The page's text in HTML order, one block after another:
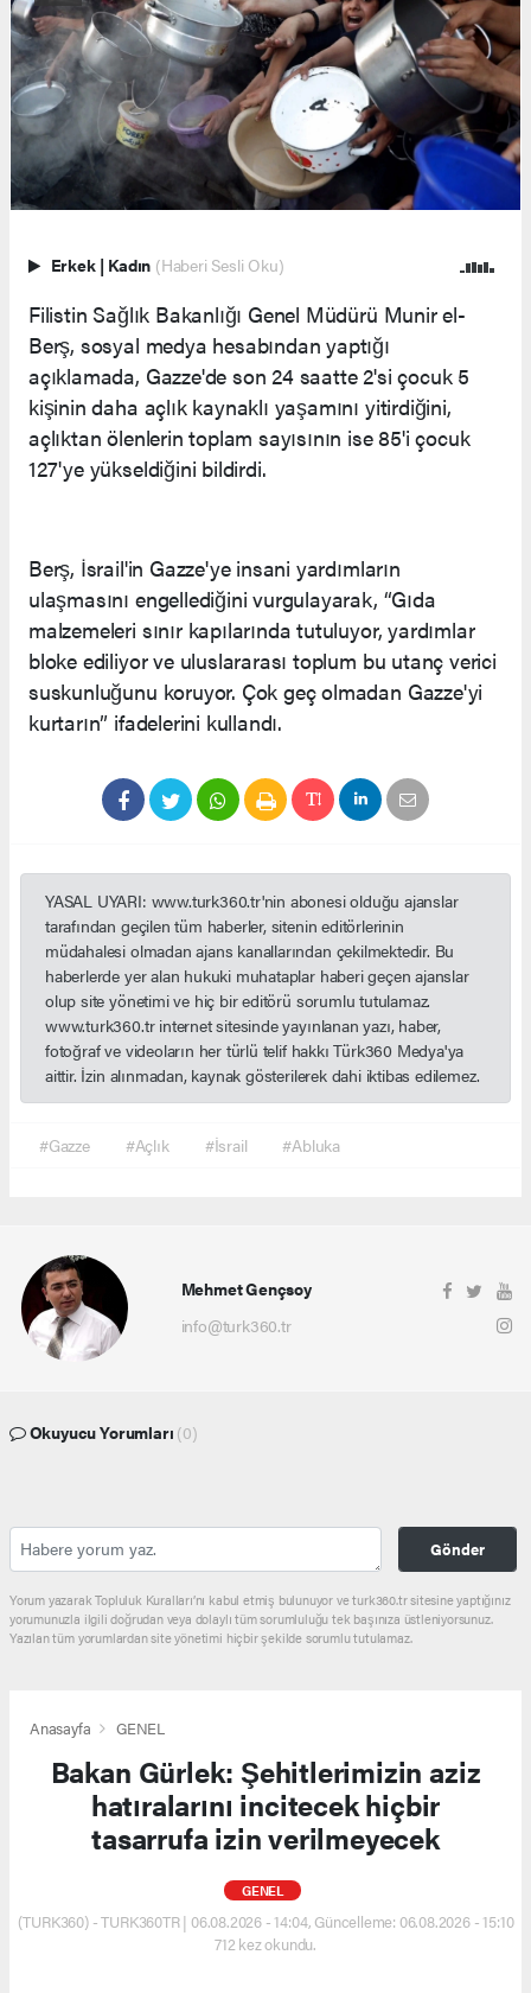
Erkek | Kadın (Haberi Sesli Oku)
Filistin Sağlık Bakanlığı Genel Müdürü Munir el-
Berş, sosyal medya hesabından yaptığı
açıklamada, Gazze'de son 24 saatte 2'si çocuk 5
kişinin daha açlık kaynaklı yaşamını yitirdiğini,
açlıktan ölenlerin toplam sayısının ise 85'i çocuk
127'ye yükseldiğini bildirdi.
Berş, İsrail'in Gazze'ye insani yardımların
ulaşmasını engellediğini vurgulayarak, “Gıda
malzemeleri sınır kapılarında tutuluyor, yardımlar
bloke ediliyor ve uluslararası toplum bu utanç verici
suskunluğunu koruyor. Çok geç olmadan Gazze'yi
kurtarın” ifadelerini kullandı.
YASAL UYARI: www.turk360.tr'nin abonesi olduğu ajanslar
tarafından geçilen tüm haberler, sitenin editörlerinin
müdahalesi olmadan ajans kanallarından çekilmektedir. Bu
haberlerde yer alan hukuki muhataplar haberi geçen ajanslar
olup site yönetimi ve hiç bir editörü sorumlu tutulamaz.
www.turk360.tr internet sitesinde yayınlanan yazı, haber,
fotoğraf ve videoların her türlü telif hakkı Türk360 Medya'ya
aittir. İzin alınmadan, kaynak gösterilerek dahi iktibas edilemez.
#Gazze #Açlık #İsrail #Abluka
Mehmet Gençsoy
info@turk360.tr
Okuyucu Yorumları (0)
Gönder
Yorum yazarak Topluluk Kuralları’nı kabul etmiş bulunuyor ve turk360.tr sitesine yaptığınız
yorumunuzla ilgili doğrudan veya dolaylı tüm sorumluluğu tek başınıza üstleniyorsunuz.
Yazılan tüm yorumlardan site yönetimi hiçbir şekilde sorumlu tutulamaz.
Anasayfa GENEL
Bakan Gürlek: Şehitlerimizin aziz
hatıralarını incitecek hiçbir
tasarrufa izin verilmeyecek
GENEL
(TURK360) - TURK360TR | 06.08.2026 - 14:04, Güncelleme: 06.08.2026 - 15:10
712 kez okundu.